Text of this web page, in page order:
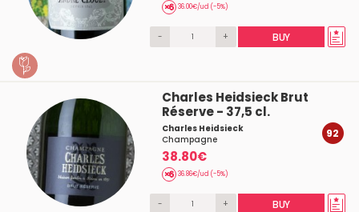
36.00€/ud (-5%)
- + BUY
Charles Heidsieck Brut
Réserve - 37,5 cl.
Charles Heidsieck
Champagne
38.80€
36.86€/ud (-5%)
92
- + BUY